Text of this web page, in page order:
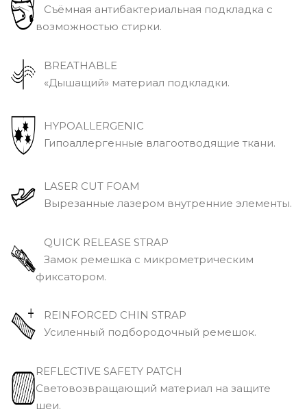
Съёмная антибактериальная подкладка с
возможностью стирки.
BREATHABLE
«Дышащий» материал подкладки.
HYPOALLERGENIC
Гипоаллергенные влагоотводящие ткани.
LASER CUT FOAM
Вырезанные лазером внутренние элементы.
QUICK RELEASE STRAP
Замок ремешка с микрометрическим
фиксатором.
REINFORCED CHIN STRAP
Усиленный подбородочный ремешок.
REFLECTIVE SAFETY PATCH
Световозвращающий материал на защите
шеи.